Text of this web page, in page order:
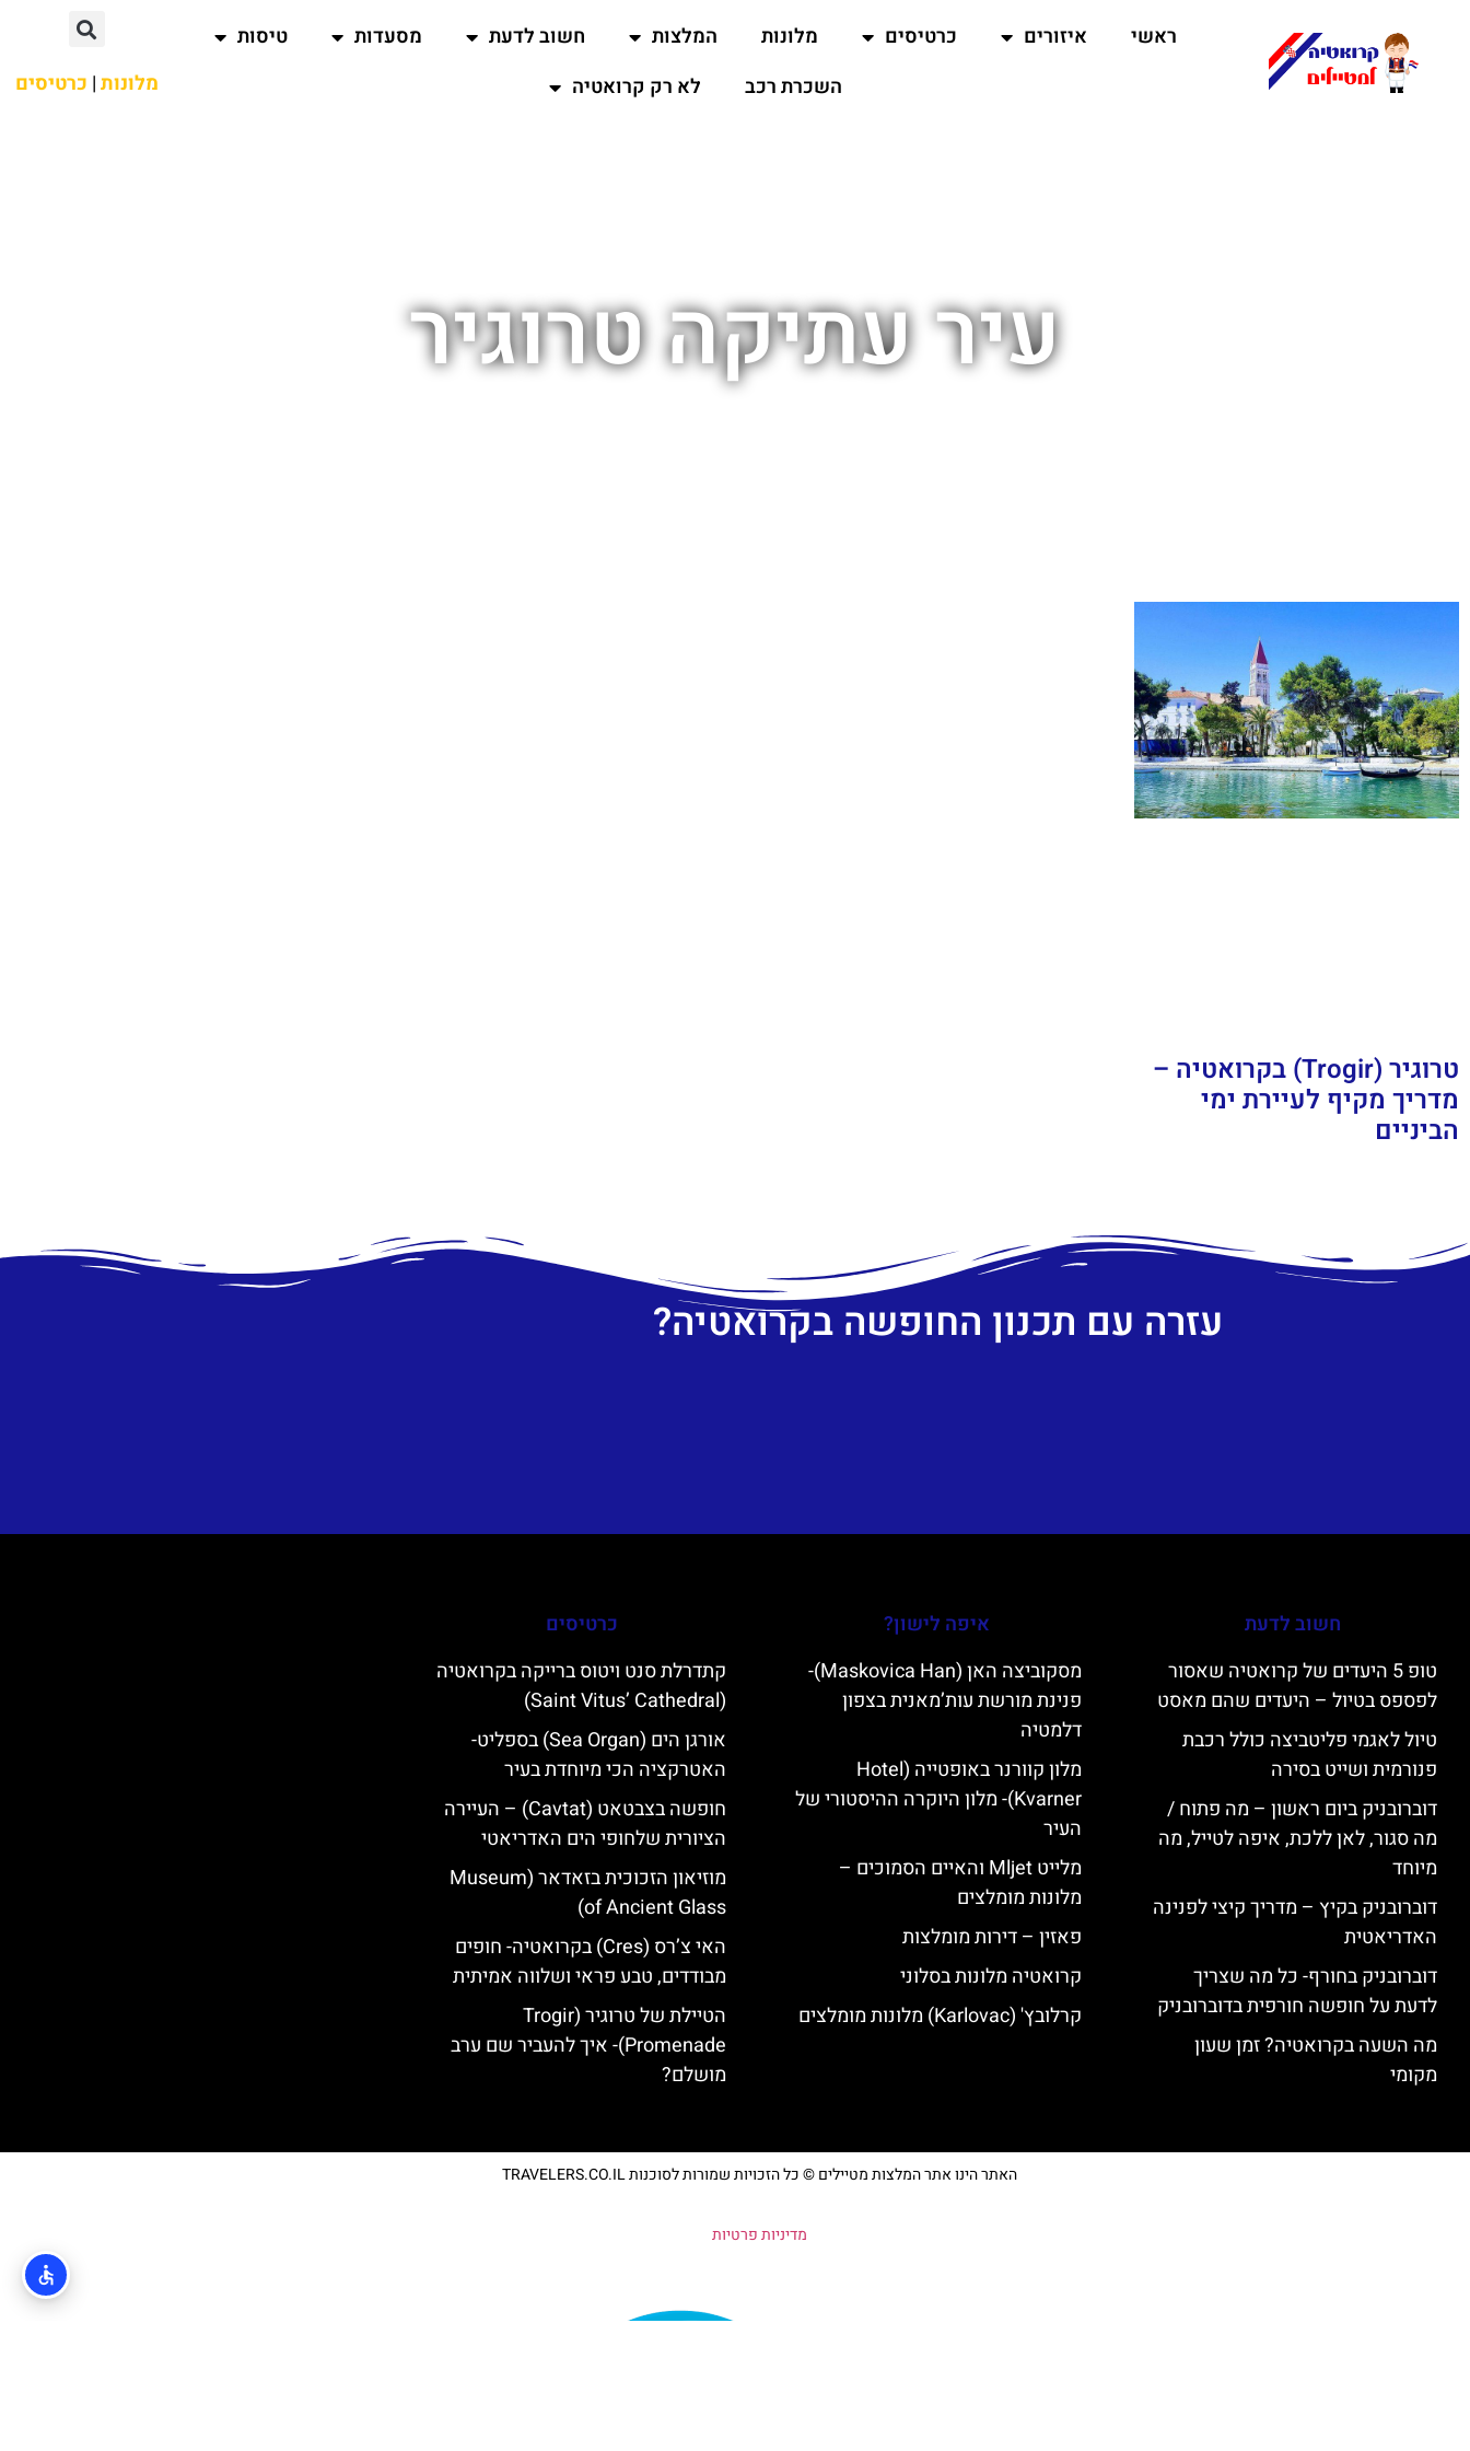
ראשי איזורים כרטיסים מלונות המלצות חשוב לדעת מסעדות
טיסות
השכרת רכב
לא רק קרואטיה מלונות| כרטיסים
עיר עתיקה טרוגיר
טרוגיר (Trogir) בקרואטיה –
מדריך מקיף לעיירת ימי
הביניים
עזרה עם תכנון החופשה בקרואטיה?
חשוב לדעת
טופ 5 היעדים של קרואטיה שאסור
לפספס בטיול – היעדים שהם מאסט
טיול לאגמי פליטביצה כולל רכבת
פנורמית ושייט בסירה
דוברובניק ביום ראשון – מה פתוח /
מה סגור, לאן ללכת, איפה לטייל, מה
מיוחד
דוברובניק בקיץ – מדריך קיצי לפנינה
האדריאטית
דוברובניק בחורף- כל מה שצריך
לדעת על חופשה חורפית בדוברובניק
מה השעה בקרואטיה? זמן שעון
מקומי
איפה לישון?
מסקוביצה האן (Maskovica Han)-
פנינת מורשת עות’מאנית בצפון
דלמטיה
מלון קוורנר באופטייה (Hotel
Kvarner)- מלון היוקרה ההיסטורי של
העיר
מלייט Mljet והאיים הסמוכים –
מלונות מומלצים
פאזין – דירות מומלצות
קרואטיה מלונות בסלוני
קרלובץ' (Karlovac) מלונות מומלצים
כרטיסים
קתדרלת סנט ויטוס ברייקה בקרואטיה
(Saint Vitus’ Cathedral)
אורגן הים (Sea Organ) בספליט-
האטרקציה הכי מיוחדת בעיר
חופשה בצבטאט (Cavtat) – העיירה
הציורית שלחופי הים האדריאטי
מוזיאון הזכוכית בזאדאר (Museum
of Ancient Glass)
האי צ’רס (Cres) בקרואטיה- חופים
מבודדים, טבע פראי ושלווה אמיתית
הטיילת של טרוגיר (Trogir
Promenade)- איך להעביר שם ערב
מושלם?
האתר הינו אתר המלצות מטיילים © כל הזכויות שמורות לסוכנות TRAVELERS.CO.IL
מדיניות פרטיות